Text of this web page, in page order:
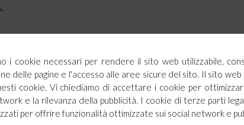
selezione dei parametri di saldatura come
salita, pre e post gas.
di regolare il rapporto tra penetrazione e la
o a pedale opzionale.
i cookie necessari per rendere il sito web utilizzabile,
delle pagine e l'accesso alle aree sicure del sito. Il sito
cookie. Vi chiediamo di accettare i cookie per
e la rilevanza della pubblicità. I cookie di terze parti
per offrire funzionalità ottimizzate sui social network e